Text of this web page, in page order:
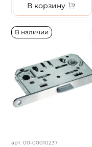
В корзину
В наличии
арт. 00-00010237